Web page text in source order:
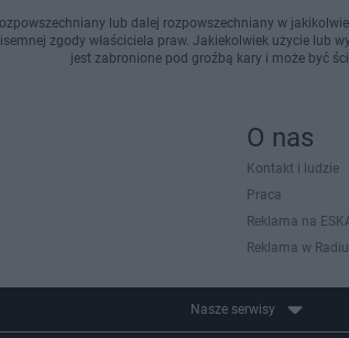
lub dalej rozpowszechniany w
zgody właściciela praw. Jakiekolwiek użycie lub
jest zabronione pod groźbą kary i może być
O nas
Kontakt i ludzie
Praca
Reklama na
Reklama w
Nasze serwisy